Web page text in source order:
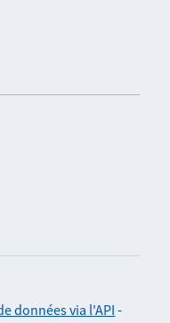
données via l'API-